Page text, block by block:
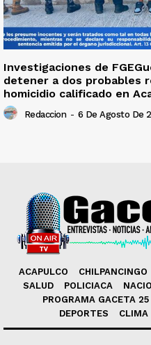
Investigaciones de
detener a dos probables
homicidio calificado en
Redaccion - 6 De Agosto De
ACAPULCO CHILPANCINGO
SALUD
POLICIACA
PROGRAMA GACETA 25
DEPORTES
CLIMA